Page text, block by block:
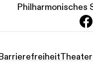
Philharmonisches